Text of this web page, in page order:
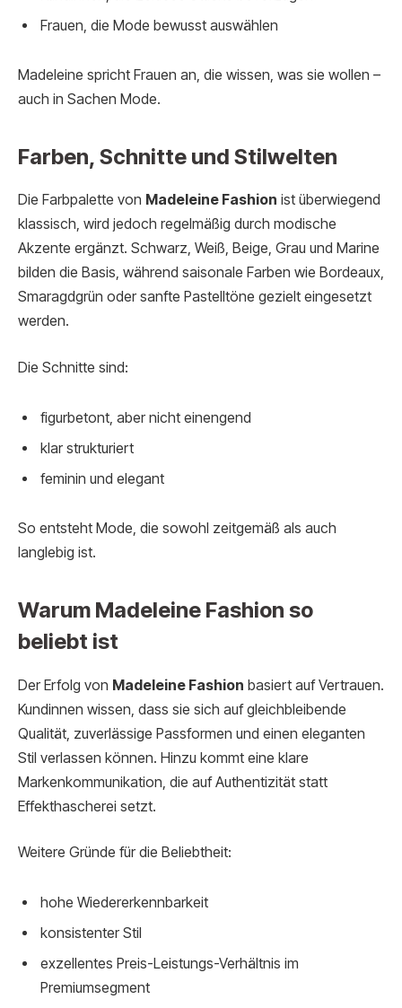
Frauen, die Mode bewusst auswählen
Madeleine spricht Frauen an, die wissen, was sie wollen –
auch in Sachen Mode.
Farben, Schnitte und Stilwelten
Die Farbpalette von Madeleine Fashion ist überwiegend
klassisch, wird jedoch regelmäßig durch modische
Akzente ergänzt. Schwarz, Weiß, Beige, Grau und Marine
bilden die Basis, während saisonale Farben wie Bordeaux,
Smaragdgrün oder sanfte Pastelltöne gezielt eingesetzt
werden.
Die Schnitte sind:
figurbetont, aber nicht einengend
klar strukturiert
feminin und elegant
So entsteht Mode, die sowohl zeitgemäß als auch
langlebig ist.
Warum Madeleine Fashion so
beliebt ist
Der Erfolg von Madeleine Fashion basiert auf Vertrauen.
Kundinnen wissen, dass sie sich auf gleichbleibende
Qualität, zuverlässige Passformen und einen eleganten
Stil verlassen können. Hinzu kommt eine klare
Markenkommunikation, die auf Authentizität statt
Effekthascherei setzt.
Weitere Gründe für die Beliebtheit:
hohe Wiedererkennbarkeit
konsistenter Stil
exzellentes Preis-Leistungs-Verhältnis im
Premiumsegment